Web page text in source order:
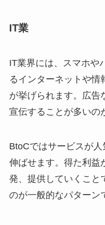
IT業
IT業界には、スマホや
るインターネットや情
が挙げられます。広告
宣伝することが多いの
BtоCではサービスが
伸ばせます。得た利益
発、提供していくこと
のが一般的なパターン